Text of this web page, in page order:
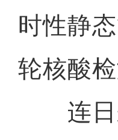
时性静
轮核酸检
连日